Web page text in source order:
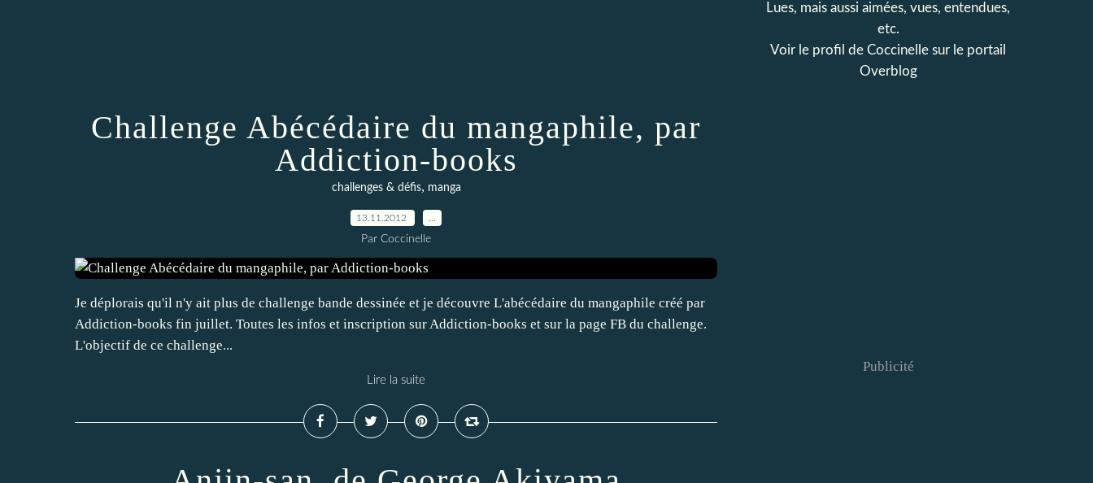
Challenge Abécédaire du mangaphile, par
Addiction-books
challenges & défis, manga
13.11.2012
Par Coccinelle
Je déplorais qu'il n'y ait plus de challenge bande dessinée et je découvre L'abécédaire du mangaphile créé par
Addiction-books fin juillet. Toutes les infos et inscription sur Addiction-books et sur la page FB du challenge.
L'objectif de ce challenge...
Lire la suite
Lues, mais aussi aimées, vues, entendues,
etc.
Voir le profil de Coccinelle sur le portail
Overblog
Publicité